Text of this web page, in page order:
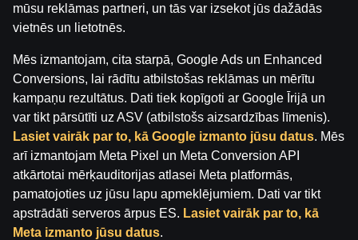
Lietošanas noteikumi
Palīdzības dienests
Spēlē atbildīgi
Affiliates Par mums
Karjera
Medijiem
Sīkdatņu iestatījumi
mūsu reklāmas partneri, un tās var izsekot jūs dažādās
vietnēs un lietotnēs.
Mēs izmantojam, cita starpā, Google Ads un Enhanced
Conversions, lai rādītu atbilstošas reklāmas un mērītu
kampaņu rezultātus. Dati tiek kopīgoti ar Google Īrijā un
var tikt pārsūtīti uz ASV (atbilstošs aizsardzības līmenis).
Lasiet vairāk par to, kā Google izmanto jūsu datus. Mēs
arī izmantojam Meta Pixel un Meta Conversion API
atkārtotai mērķauditorijas atlasei Meta platformās,
pamatojoties uz jūsu lapu apmeklējumiem. Dati var tikt
apstrādāti serveros ārpus ES. Lasiet vairāk par to, kā
Meta izmanto jūsu datus.